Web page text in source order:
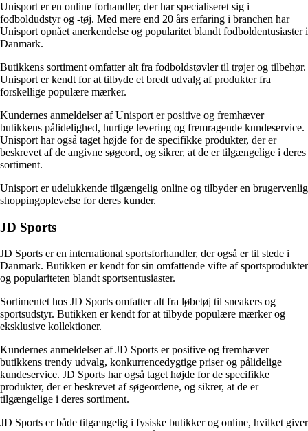
Unisport er en online forhandler, der har specialiseret sig i
fodboldudstyr og -tøj. Med mere end 20 års erfaring i branchen har
Unisport opnået anerkendelse og popularitet blandt fodboldentusiaster i
Danmark.
Butikkens sortiment omfatter alt fra fodboldstøvler til trøjer og tilbehør.
Unisport er kendt for at tilbyde et bredt udvalg af produkter fra
forskellige populære mærker.
Kundernes anmeldelser af Unisport er positive og fremhæver
butikkens pålidelighed, hurtige levering og fremragende kundeservice.
Unisport har også taget højde for de specifikke produkter, der er
beskrevet af de angivne søgeord, og sikrer, at de er tilgængelige i deres
sortiment.
Unisport er udelukkende tilgængelig online og tilbyder en brugervenlig
shoppingoplevelse for deres kunder.
JD Sports
JD Sports er en international sportsforhandler, der også er til stede i
Danmark. Butikken er kendt for sin omfattende vifte af sportsprodukter
og populariteten blandt sportsentusiaster.
Sortimentet hos JD Sports omfatter alt fra løbetøj til sneakers og
sportsudstyr. Butikken er kendt for at tilbyde populære mærker og
eksklusive kollektioner.
Kundernes anmeldelser af JD Sports er positive og fremhæver
butikkens trendy udvalg, konkurrencedygtige priser og pålidelige
kundeservice. JD Sports har også taget højde for de specifikke
produkter, der er beskrevet af søgeordene, og sikrer, at de er
tilgængelige i deres sortiment.
JD Sports er både tilgængelig i fysiske butikker og online, hvilket giver